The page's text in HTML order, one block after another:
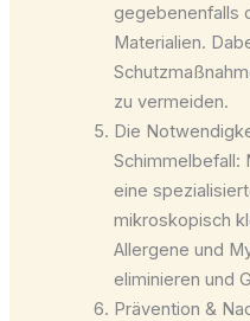
gegebenenfalls
Materialien.
zu vermeiden.
Die
Schimmelbefall:
eine
mikroskopisch
Allergene und
eliminieren und
Prävention &